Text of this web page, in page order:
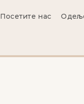
Посетите нас